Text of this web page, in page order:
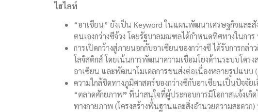
ไฮไลท์
“อาเซียน” ยังเป็น Keyword ในแผนพัฒนาเศรษฐกิจและ
ตนเองกว่างซีจ้วง โดยรัฐบาลมณฑลได้กำหนดทิศทางในการ
การเปิดกว้างสู่ภายนอกกับอาเซียนของกว่างซี ได้รับการกล่
โลจิสติกส์ โดยเน้นการพัฒนาความเชื่อมโยงด้านระบบโคร
อาเซียน และพัฒนาโมเดลการขนส่งต่อเนื่องหลายรูปแบบ
ความใกล้ชิดทางภูมิศาสตร์ของกว่างซีกับอาเซียนเป็นปัจจัย
“ตลาดศักยภาพ” ที่น่าสนใจที่ผู้ประกอบการมีโอกาสแจ้งเ
ทางกายภาพ (โครงสร้างพื้นฐานและสิ่งอำนวยความสะดว